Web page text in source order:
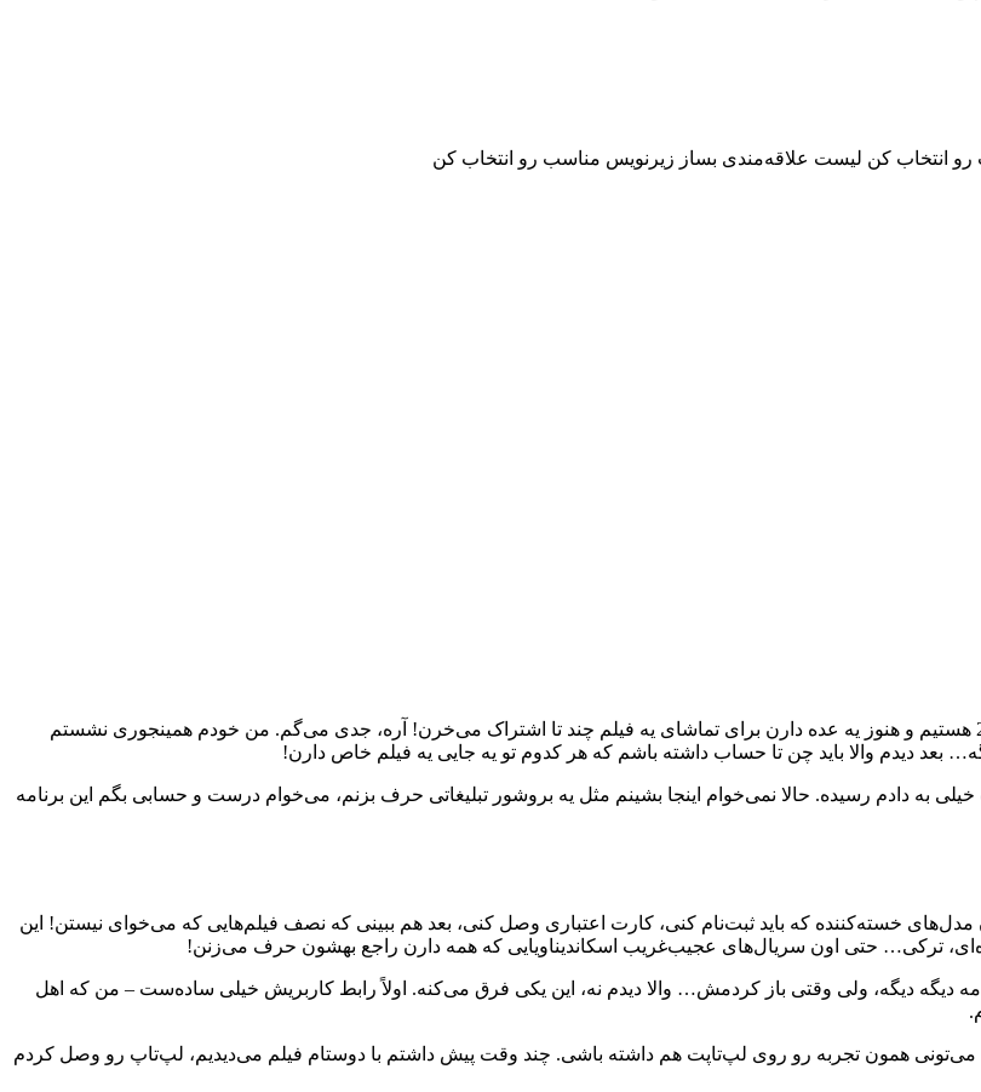
رو انتخاب کن لیست علاقه‌مندی بساز زیرنویس مناسب رو انتخاب کن
خب ببین، قراره یه چیزی بگم که شاید اولش یکم عجیب بیاد ولی… واقعاً الان 2025 هستیم و هنوز یه عده دارن برای تماشای یه فیلم چند تا اشتراک می‌خرن! آره، جدی می‌گم. من خودم همینجوری نشستم
بعد دیدم والا باید چن تا حساب داشته باشم که هر کدوم تو یه جایی یه فیلم خاص دارن!
خیلی به دادم رسیده. حالا نمی‌خوام اینجا بشینم مثل یه بروشور تبلیغاتی حرف بزنم، می‌خوام درست و حسابی بگم این برنامه
مدل‌های خسته‌کننده که باید ثبت‌نام کنی، کارت اعتباری وصل کنی، بعد هم ببینی که نصف فیلم‌هایی که می‌خوای نیستن! این
کره‌ای، ترکی… حتی اون سریال‌های عجیب‌غریب اسکاندیناویایی که همه دارن راجع بهشون حرف می‌زنن!
دیگه دیگه، ولی وقتی باز کردمش… والا دیدم نه، این یکی فرق می‌کنه. اولاً رابط کاربریش خیلی ساده‌ست – من که اهل
می‌تونی همون تجربه رو روی لپ‌تاپت هم داشته باشی. چند وقت پیش داشتم با دوستام فیلم می‌دیدیم، لپ‌تاپ رو وصل کردم